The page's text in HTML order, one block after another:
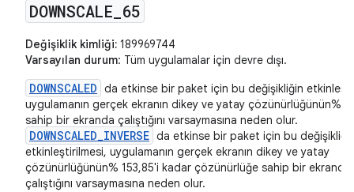
DOWNSCALE 65
Değişiklik kimliği: 189969744
Varsayılan durum: Tüm uygulamalar için devre dışı.
DOWNSCALED da etkinse bir paket için bu değişikliğin
uygulamanın gerçek ekranın dikey ve yatay çözünürlüğünün%
sahip bir ekranda çalıştığını varsaymasına neden olur.
DOWNSCALED_INVERSE da etkinse bir paket için bu
etkinleştirilmesi, uygulamanın gerçek ekranın dikey ve yatay
çözünürlüğünün% 153,85'i kadar çözünürlüğe sahip bir ekranda
çalıştığını varsaymasına neden olur.